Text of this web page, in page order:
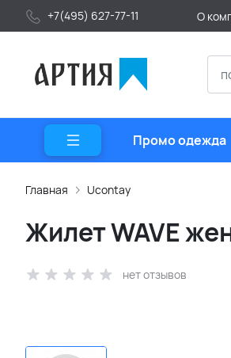
+7(495) 627-77-11 О
Промо одежда
Главная Ucontay
Жилет WAVE
нет отзывов